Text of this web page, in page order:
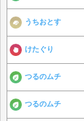
うちおとす
けたぐり
つるのムチ
つるのムチ